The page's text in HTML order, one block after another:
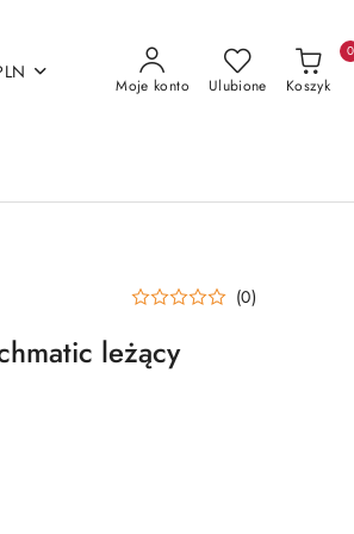
Moje konto Ulubione Koszyk
0
(0)
leżący